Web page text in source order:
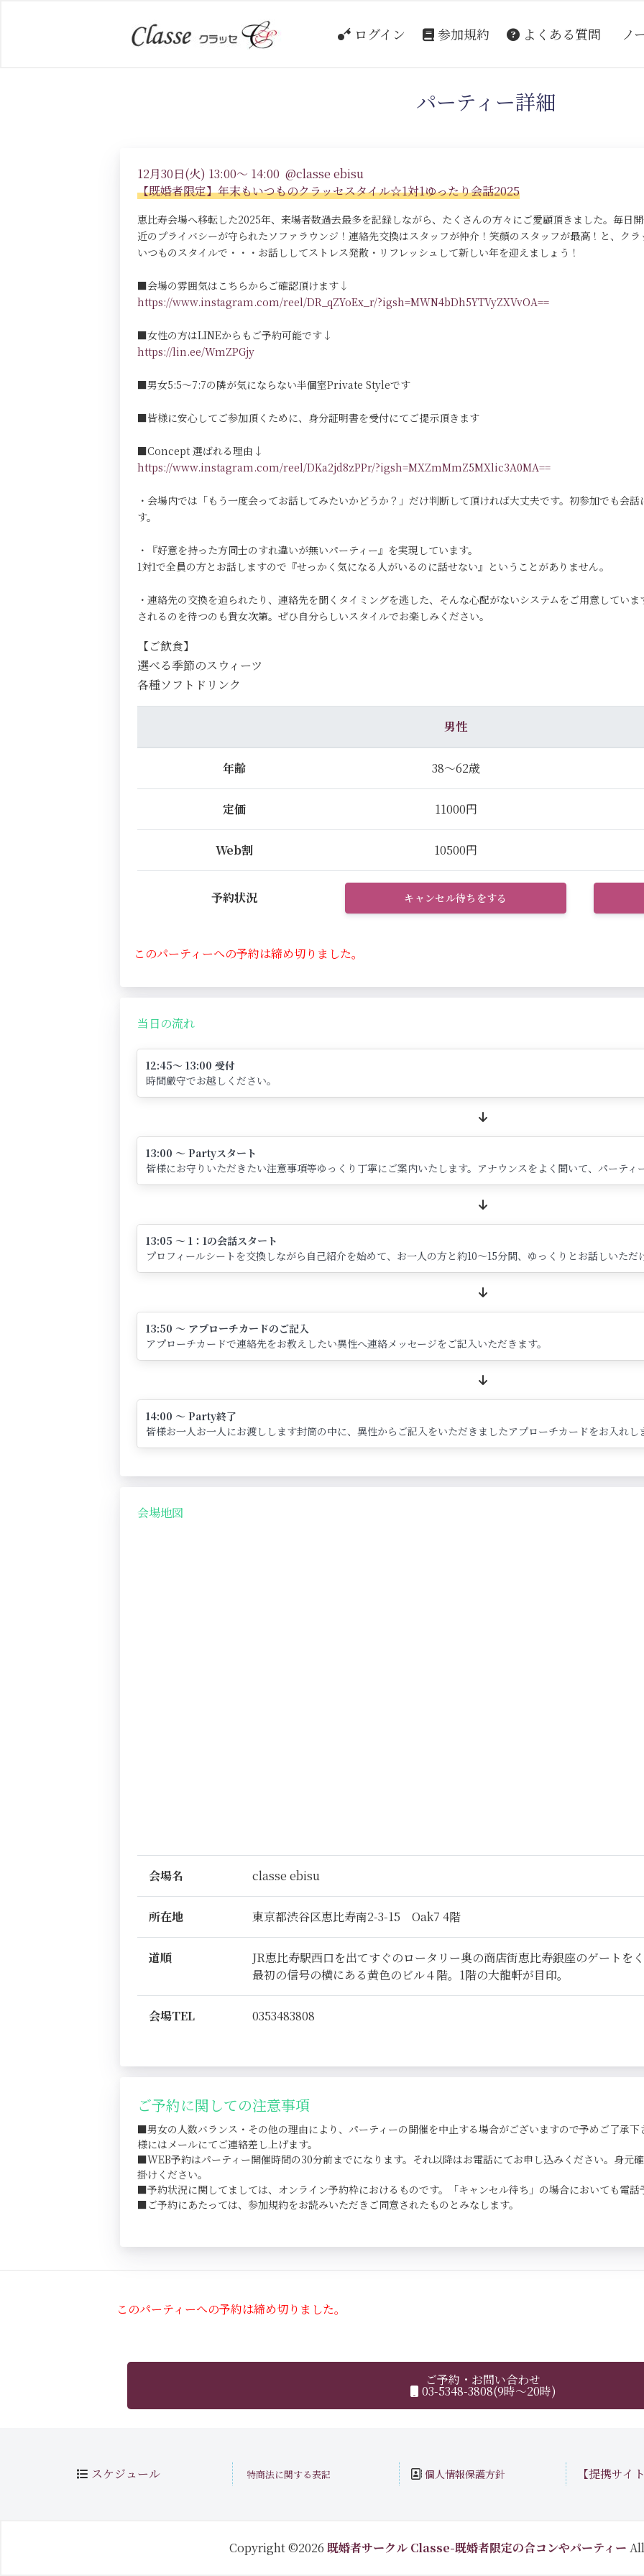
ログイン 参加規約 よくある質問 ノ
パーティー詳細
12月30日(火) 13:00～ 14:00 @classe ebisu
【既婚者限定】年末もいつものクラッセスタイル☆1対1ゆったり会話2025
恵比寿会場へ移転した2025年、来場者数過去最多を記録しながら、たくさんの方々にご愛顧頂きました。毎日
近のプライバシーが守られたソファラウンジ！連絡先交換はスタッフが仲介！笑顔のスタッフが最高！と、ク
いつものスタイルで・・・お話ししてストレス発散・リフレッシュして新しい年を迎えましょう！
■会場の雰囲気はこちらからご確認頂けます↓
https://www.instagram.com/reel/DR_qZYoEx_r/?igsh=MWN4bDh5YTVyZXVvOA==
■女性の方はLINEからもご予約可能です↓
https://lin.ee/WmZPGjy
■男女5:5～7:7の隣が気にならない半個室Private Styleです
■皆様に安心してご参加頂くために、身分証明書を受付にてご提示頂きます
■Concept 選ばれる理由↓
https://www.instagram.com/reel/DKa2jd8zPPr/?igsh=MXZmMmZ5MXlic3A0MA==
・会場内では「もう一度会ってお話してみたいかどうか？」だけ判断して頂ければ大丈夫です。初参加でも会
す。
・『好意を持った方同士のすれ違いが無いパーティー』を実現しています。
1対1で全員の方とお話しますので『せっかく気になる人がいるのに話せない』ということがありません。
・連絡先の交換を迫られたり、連絡先を聞くタイミングを逃した、そんな心配がないシステムをご用意してい
されるのを待つのも貴女次第。ぜひ自分らしいスタイルでお楽しみください。
【ご飲食】
選べる季節のスウィーツ
各種ソフトドリンク
男性
年齢 38～62歳
定価 11000円
Web割 10500円
予約状況 キャンセル待ちをする
このパーティーへの予約は締め切りました。
当日の流れ
12:45～ 13:00 受付
時間厳守でお越しください。
13:00 ～ Partyスタート
皆様にお守りいただきたい注意事項等ゆっくり丁寧にご案内いたします。アナウンスをよく聞いて、パーティ
13:05 ～ 1：1の会話スタート
プロフィールシートを交換しながら自己紹介を始めて、お一人の方と約10～15分間、ゆっくりとお話しいただ
13:50 ～ アプローチカードのご記入
アプローチカードで連絡先をお教えしたい異性へ連絡メッセージをご記入いただきます。
14:00 ～ Party終了
皆様お一人お一人にお渡しします封筒の中に、異性からご記入をいただきましたアプローチカードをお入れし
会場地図
会場名 classe ebisu
所在地 東京都渋谷区恵比寿南2-3-15 Oak7 4階
道順
JR恵比寿駅西口を出てすぐのロータリー奥の商店街恵比寿銀座のゲートを
最初の信号の横にある黄色のビル４階。1階の大龍軒が目印。
会場TEL 0353483808
ご予約に関しての注意事項
■男女の人数バランス・その他の理由により、パーティーの開催を中止する場合がございますので予めご了承
様にはメールにてご連絡差し上げます。
■WEB予約はパーティー開催時間の30分前までになります。それ以降はお電話にてお申し込みください。身元
掛けください。
■予約状況に関してましては、オンライン予約枠におけるものです。「キャンセル待ち」の場合においても電
■ご予約にあたっては、参加規約をお読みいただきご同意されたものとみなします。
このパーティーへの予約は締め切りました。
ご予約・お問い合わせ
03-5348-3808(9時～20時)
スケジュール 特商法に関する表記 個人情報保護方針 【提携サイ
Copyright ©2026 既婚者サークル Classe-既婚者限定の合コンやパーティー